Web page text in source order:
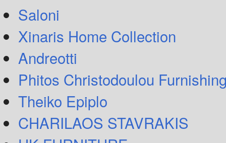
Saloni
Xinaris Home Collection
Andreotti
Phitos Christodoulou
Theiko Epiplo
CHARILAOS STAVRAKIS